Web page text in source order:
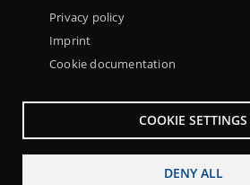
Privacy policy
Imprint
Cookie documentation
COOKIE SETTINGS
DENY ALL